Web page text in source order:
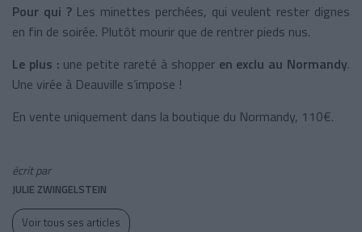
Pour qui ?Les minettes perchées, qui veulent rester dignes
en fin de soirée. Plutôt mourir que de rentrer pieds nus.
Le plus : une petite rareté à shopper en exclu au Normandy.
Une virée à Deauville s’impose !
En vente uniquement dans la boutique du Normandy, 110€.
écrit par
JULIE ZWINGELSTEIN
Voir tous ses articles